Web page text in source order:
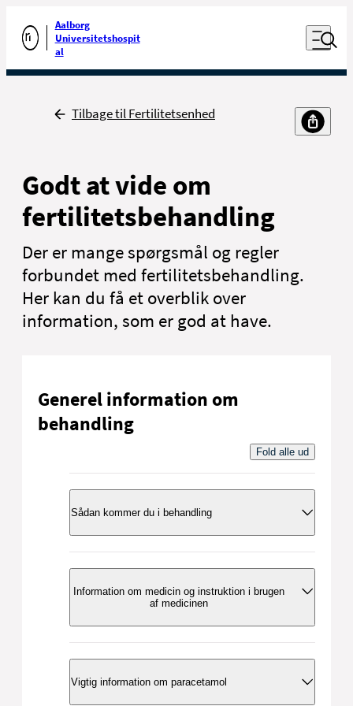
Gå til forsiden
Aalborg
Universitetshospit
al
Åben
Udfør søgning
Tilbage
Tilbage til Fertilitetsenhed
Godt at vide om
fertilitetsbehandling
Der er mange spørgsmål og regler
forbundet med fertilitetsbehandling.
Her kan du få et overblik over
information, som er god at have.
Generel information om
behandling
Fold alle ud
Sådan kommer du i behandling
Hvis du opfylder betingelserne for at
komme i behandling, skal du i første
omgang kontakte din egen læge.
Se regler for behandling
Information om medicin og instruktion i brugen
af medicinen
Påwww.medicininstruktion.dkkan du se
instruktionsfilm om, hvordan du tager dit
Vigtig information om paracetamol